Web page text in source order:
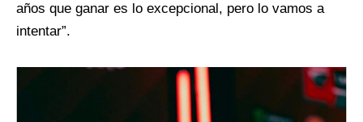
años que ganar es lo excepcional, pero lo vamos a
intentar”.